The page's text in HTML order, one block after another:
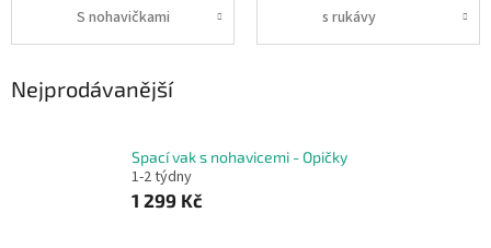
S nohavičkami s rukávy
Nejprodávanější
Spací vak s nohavicemi - Opičky
1-2 týdny
1 299 Kč